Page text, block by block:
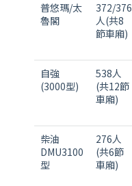
普悠瑪/太
魯閣
372/376
人(共8
節車廂)
自強
(3000型)
538人
(共12節
車廂)
柴油
DMU3100
型
276人
(共6節
車廂)